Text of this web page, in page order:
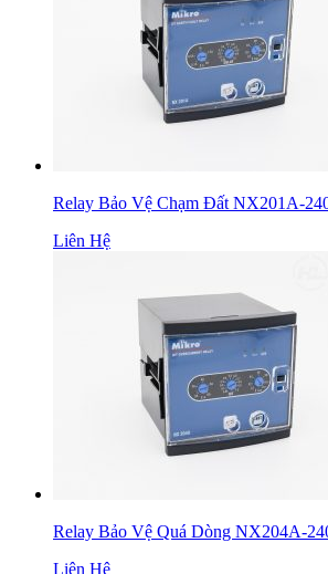
Relay Bảo Vệ Chạm Đất NX201A-
Liên Hệ
Relay Bảo Vệ Quá Dòng NX204A-
Liên Hệ